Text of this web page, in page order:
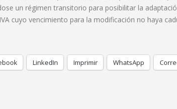
un régimen transitorio para posibilitar la
cuyo vencimiento para la modificación no haya
LinkedIn Imprimir WhatsApp